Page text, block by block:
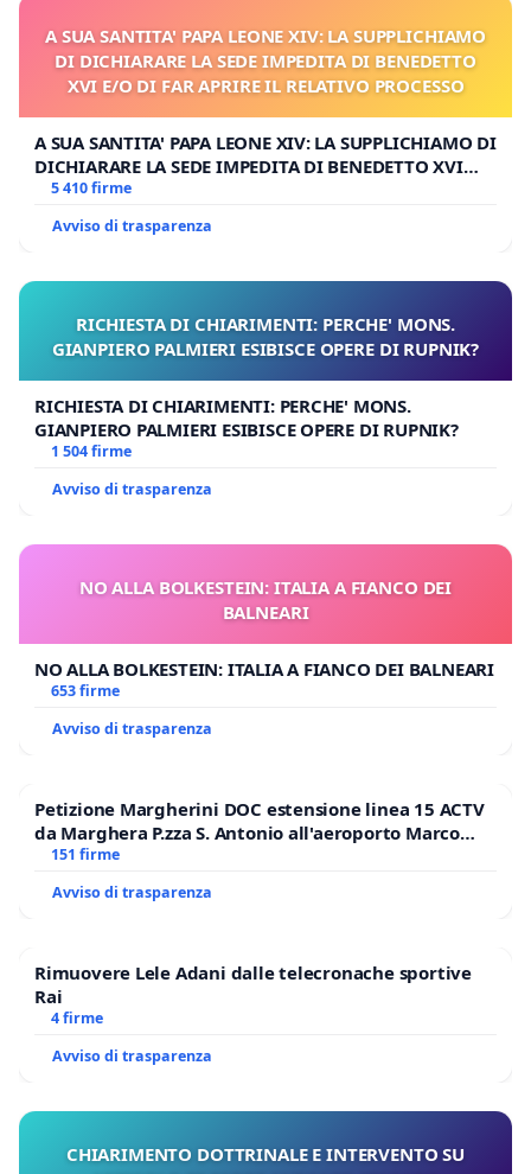
A SUA SANTITA' PAPA LEONE XIV: LA SUPPLICHIAMO
DI DICHIARARE LA SEDE IMPEDITA DI BENEDETTO
XVI E/O DI FAR APRIRE IL RELATIVO PROCESSO
A SUA SANTITA' PAPA LEONE XIV: LA SUPPLICHIAMO DI
DICHIARARE LA SEDE IMPEDITA DI BENEDETTO XVI
E/O DI FAR APRIRE IL RELATIVO PROCESSO
5 410 firme
Avviso di trasparenza
RICHIESTA DI CHIARIMENTI: PERCHE' MONS.
GIANPIERO PALMIERI ESIBISCE OPERE DI RUPNIK?
RICHIESTA DI CHIARIMENTI: PERCHE' MONS.
GIANPIERO PALMIERI ESIBISCE OPERE DI RUPNIK?
1 504 firme
Avviso di trasparenza
NO ALLA BOLKESTEIN: ITALIA A FIANCO DEI
BALNEARI
NO ALLA BOLKESTEIN: ITALIA A FIANCO DEI BALNEARI
653 firme
Avviso di trasparenza
Petizione Margherini DOC estensione linea 15 ACTV
da Marghera P.zza S. Antonio all'aeroporto Marco
Polo tariffa a € 1,50
151 firme
Avviso di trasparenza
Rimuovere Lele Adani dalle telecronache sportive
Rai
4 firme
Avviso di trasparenza
CHIARIMENTO DOTTRINALE E INTERVENTO SU